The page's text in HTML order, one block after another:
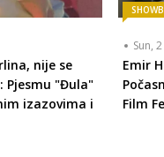
nije se
Pjesmu "Đula"
izazovima i
Sun,
Emir
Film